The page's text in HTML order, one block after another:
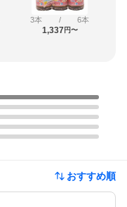
3本 / 6本
1,337円〜
おすすめ順